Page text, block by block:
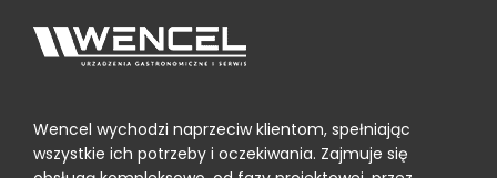
Wencel wychodzi naprzeciw klientom, spełniając
wszystkie ich potrzeby i oczekiwania. Zajmuje się